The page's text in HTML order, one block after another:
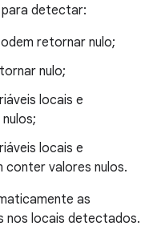
detectar:
retornar nulo;
nulo;
locais e
locais e
conter valores nulos.
as
nos locais detectados.